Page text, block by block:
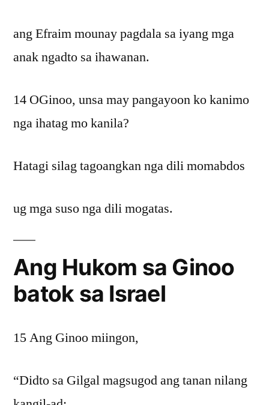
ang Efraim mounay pagdala sa iyang mga
anak ngadto sa ihawanan.
14 OGinoo, unsa may pangayoon ko kanimo
nga ihatag mo kanila?
Hatagi silag tagoangkan nga dili momabdos
ug mga suso nga dili mogatas.
Ang Hukom sa Ginoo
batok sa Israel
15 Ang Ginoo miingon,
“Didto sa Gilgal magsugod ang tanan nilang